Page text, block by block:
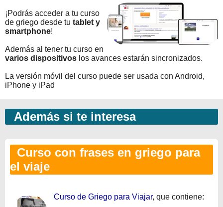
¡Podrás acceder a tu curso
de griego desde tu tablet y
smartphone!
Además al tener tu curso en
varios dispositivos los avances estarán sincronizados.
La versión móvil del curso puede ser usada con Android,
iPhone y iPad
Además si te interesa
Curso con frases en griego para
el viaje
Curso de Griego para Viajar, que contiene: